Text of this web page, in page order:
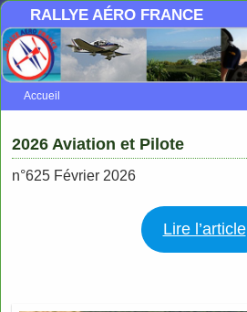
RALLYE AÉRO FRANCE
Accueil
2026 Aviation et Pilote
n°625 Février 2026
Lire l’article